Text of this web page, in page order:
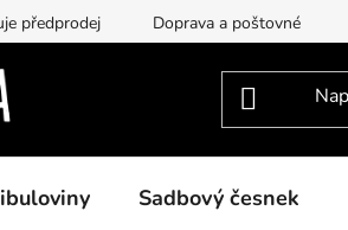
předprodej Doprava a poštovné
Sadbový česnek